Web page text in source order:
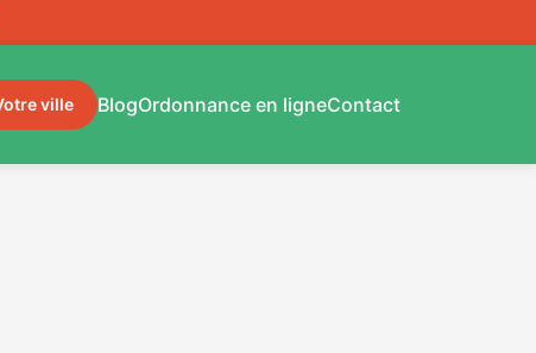
ville BlogOrdonnance en ligneContact